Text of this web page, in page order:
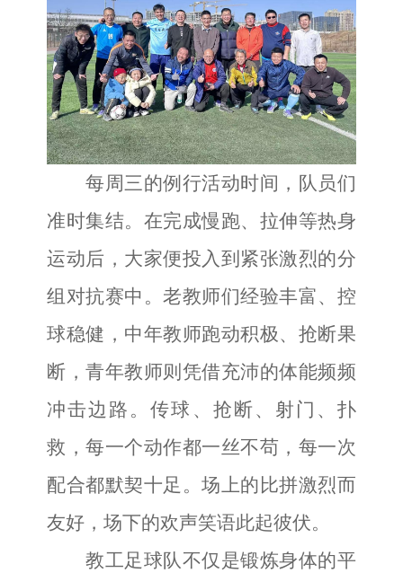
每周三的例行活动时间，队员们
准时集结。在完成慢跑、拉伸等热身
运动后，大家便投入到紧张激烈的分
组对抗赛中。老教师们经验丰富、控
球稳健，中年教师跑动积极、抢断果
断，青年教师则凭借充沛的体能频频
冲击边路。传球、抢断、射门、扑
救，每一个动作都一丝不苟，每一次
配合都默契十足。场上的比拼激烈而
友好，场下的欢声笑语此起彼伏。
教工足球队不仅是锻炼身体的平